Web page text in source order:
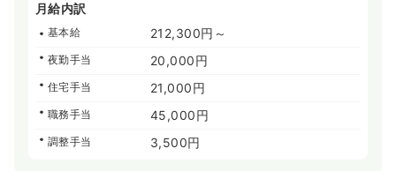
月給内訳
基本給 212,300円～
夜勤手当 20,000円
住宅手当 21,000円
職務手当 45,000円
調整手当 3,500円